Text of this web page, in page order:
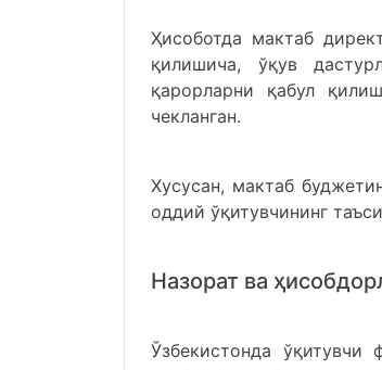
Ҳисоботда мактаб
қилишича, ўқув
қарорларни қабул
чекланган.
Хусусан, мактаб
оддий ўқитувчининг
Назорат ва
Ўзбекистонда ўқитувчи